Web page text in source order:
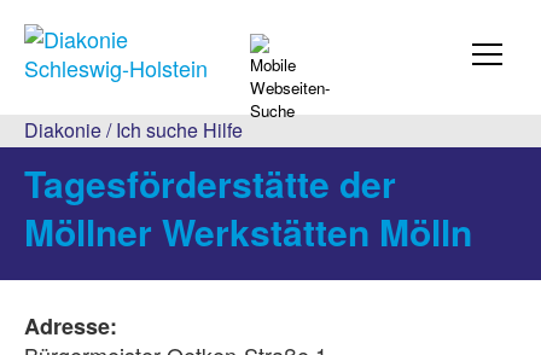
Diakonie/Ich suche Hilfe
Tagesförderstätte der
Möllner Werkstätten Mölln
Adresse: